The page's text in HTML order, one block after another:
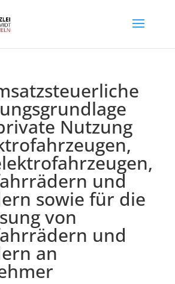
Nutzung
und
sowie für die
von
und
an